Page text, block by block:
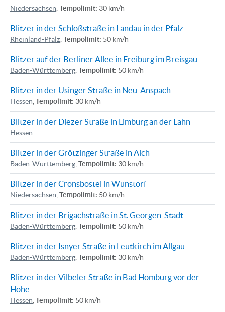
Niedersachsen Tempolimit: 30 km/h
Blitzer in der Schloßstraße in Landau in der Pfalz
Rheinland-Pfalz Tempolimit: 50 km/h
Blitzer auf der Berliner Allee in Freiburg im Breisgau
Baden-Württemberg Tempolimit: 50 km/h
Blitzer in der Usinger Straße in Neu-Anspach
Hessen Tempolimit: 30 km/h
Blitzer in der Diezer Straße in Limburg an der Lahn
Hessen
Blitzer in der Grötzinger Straße in Aich
Baden-Württemberg Tempolimit: 30 km/h
Blitzer in der Cronsbostel in Wunstorf
Niedersachsen Tempolimit: 50 km/h
Blitzer in der Brigachstraße in St. Georgen-Stadt
Baden-Württemberg Tempolimit: 50 km/h
Blitzer in der Isnyer Straße in Leutkirch im Allgäu
Baden-Württemberg Tempolimit: 30 km/h
Blitzer in der Vilbeler Straße in Bad Homburg vor der
Höhe
Hessen Tempolimit: 50 km/h